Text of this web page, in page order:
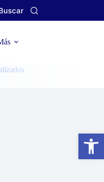
Abrir barra de herramientas